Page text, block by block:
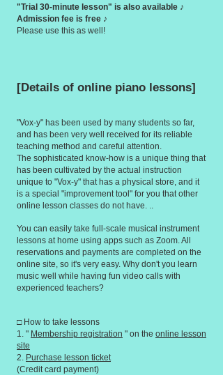
"Trial 30-minute lesson" is also available ♪
Admission fee is free ♪
Please use this as well!
[Details of online piano lessons]
"Vox-y" has been used by many students so far,
and has been very well received for its reliable
teaching method and careful attention.
The sophisticated know-how is a unique thing that
has been cultivated by the actual instruction
unique to "Vox-y" that has a physical store, and it
is a special "improvement tool" for you that other
online lesson classes do not have. ..
You can easily take full-scale musical instrument
lessons at home using apps such as Zoom. All
reservations and payments are completed on the
online site, so it's very easy. Why don't you learn
music well while having fun video calls with
experienced teachers?
□ How to take lessons
1. " Membership registration " on the online lesson
site
2. Purchase lesson ticket
(Credit card payment)